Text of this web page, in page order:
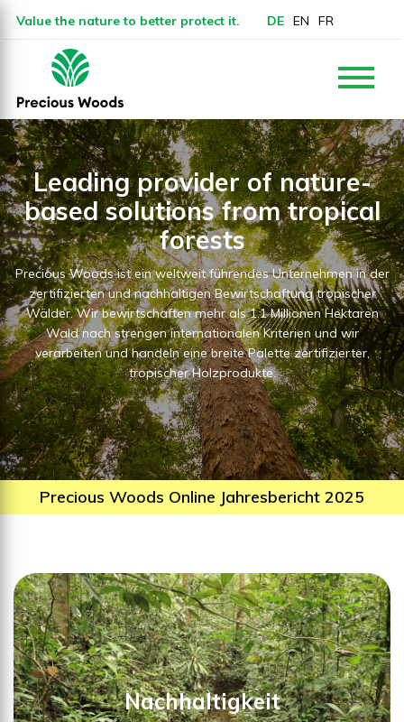
Value the nature to better protect it. DE EN FR
Leading provider of nature-
based solutions from tropical
forests
Precious Woods ist ein weltweit führendes Unternehmen in der
zertifizierten und nachhaltigen Bewirtschaftung tropischer
Wälder. Wir bewirtschaften mehr als 1.1 Millionen Hektaren
Wald nach strengen internationalen Kriterien und wir
verarbeiten und handeln eine breite Palette zertifizierter,
tropischer Holzprodukte.
Precious Woods Online Jahresbericht 2025
Nachhaltigkeit